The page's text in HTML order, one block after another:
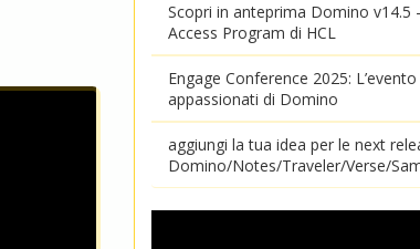
Scopri in anteprima Domino v14.5
Access Program di HCL
Engage Conference 2025:
appassionati di Domino
aggiungi la tua idea per le next
Domino/Notes/Traveler/Verse/